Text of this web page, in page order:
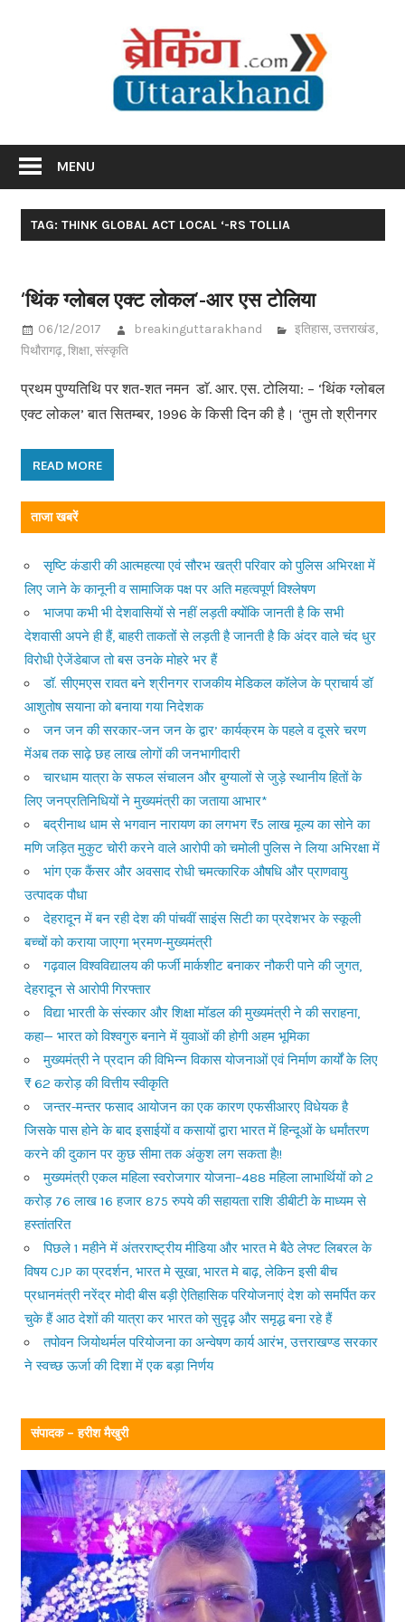
MENU
TAG: THINK GLOBAL ACT LOCAL ‘-RS TOLLIA
‘थिंक ग्लोबल एक्ट लोकल’-आर एस टोलिया
06/12/2017 breakinguttarakhand इतिहास,उत्तराखंड,
पिथौरागढ़,शिक्षा,संस्कृति
प्रथम पुण्यतिथि पर शत-शत नमन डाॅ. आर. एस. टोलिया: – ‘थिंक ग्लोबल
एक्ट लोकल’ बात सितम्बर, 1996 के किसी दिन की है। ‘तुम तो श्रीनगर
READ MORE
ताजा खबरें
सृष्टि कंडारी की आत्महत्या एवं सौरभ खत्री परिवार को पुलिस अभिरक्षा में
लिए जाने के कानूनी व सामाजिक पक्ष पर अति महत्वपूर्ण विश्लेषण
भाजपा कभी भी देशवासियों से नहीं लड़ती क्योंकि जानती है कि सभी
देशवासी अपने ही हैं, बाहरी ताकतों से लड़ती है जानती है कि अंदर वाले चंद धुर
विरोधी ऐजेंडेबाज तो बस उनके मोहरे भर हैं
डॉ. सीएमएस रावत बने श्रीनगर राजकीय मेडिकल कॉलेज के प्राचार्य डॉ
आशुतोष सयाना को बनाया गया निदेशक
जन जन की सरकार-जन जन के द्वार’ कार्यक्रम के पहले व दूसरे चरण
मेंअब तक साढ़े छह लाख लोगों की जनभागीदारी
चारधाम यात्रा के सफल संचालन और बुग्यालों से जुड़े स्थानीय हितों के
लिए जनप्रतिनिधियों ने मुख्यमंत्री का जताया आभार*
बद्रीनाथ धाम से भगवान नारायण का लगभग ₹5 लाख मूल्य का सोने का
मणि जड़ित मुकुट चोरी करने वाले आरोपी को चमोली पुलिस ने लिया अभिरक्षा में
भांग एक कैंसर और अवसाद रोधी चमत्कारिक औषधि और प्राणवायु
उत्पादक पौधा
देहरादून में बन रही देश की पांचवीं साइंस सिटी का प्रदेशभर के स्कूली
बच्चों को कराया जाएगा भ्रमण-मुख्यमंत्री
गढ़वाल विश्वविद्यालय की फर्जी मार्कशीट बनाकर नौकरी पाने की जुगत,
देहरादून से आरोपी गिरफ्तार
विद्या भारती के संस्कार और शिक्षा मॉडल की मुख्यमंत्री ने की सराहना,
कहा— भारत को विश्वगुरु बनाने में युवाओं की होगी अहम भूमिका
मुख्यमंत्री ने प्रदान की विभिन्न विकास योजनाओं एवं निर्माण कार्यों के लिए
₹ 62 करोड़ की वित्तीय स्वीकृति
जन्तर-मन्तर फसाद आयोजन का एक कारण एफसीआरए विधेयक है
जिसके पास होने के बाद इसाईयों व कसायों द्वारा भारत में हिन्दूओं के धर्मांतरण
करने की दुकान पर कुछ सीमा तक अंकुश लग सकता है!!
मुख्यमंत्री एकल महिला स्वरोजगार योजना–488 महिला लाभार्थियों को 2
करोड़ 76 लाख 16 हजार 875 रुपये की सहायता राशि डीबीटी के माध्यम से
हस्तांतरित
पिछले 1 महीने में अंतरराष्ट्रीय मीडिया और भारत मे बैठे लेफ्ट लिबरल के
विषय CJP का प्रदर्शन, भारत मे सूखा, भारत मे बाढ़, लेकिन इसी बीच
प्रधानमंत्री नरेंद्र मोदी बीस बड़ी ऐतिहासिक परियोजनाएं देश को समर्पित कर
चुके हैं आठ देशों की यात्रा कर भारत को सुदृढ़ और समृद्ध बना रहे हैं
तपोवन जियोथर्मल परियोजना का अन्वेषण कार्य आरंभ, उत्तराखण्ड सरकार
ने स्वच्छ ऊर्जा की दिशा में एक बड़ा निर्णय
संपादक – हरीश मैखुरी